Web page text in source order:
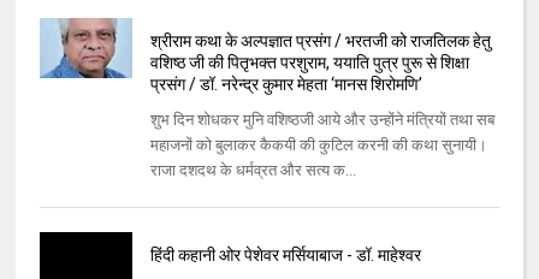
श्रीराम कथा के अल्‍पज्ञात प्रसंग / भरतजी को राजतिलक हेतु
वशिष्‍ठ जी की पितृभक्‍त परशुराम, ययाति पुत्र पुरू से शिक्षा
प्रसंग / डॉ. नरेन्‍द्र कुमार मेहता ‘मानस शिरोमणि’
शुभ दिन शोधकर मुनि वशिष्‍ठजी आये और उन्‍होंने मंत्रियों तथा सब
महाजनों को बुलाकर कैकयी की कुटिल करनी की कथा सुनायी।
राजा दशदथ के धर्मव्रत और सत्‍य क...
हिंदी कहानी ओर पेशेवर मर्सियाबाज - डॉ. माहेश्वर